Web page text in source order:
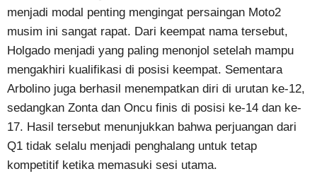
menjadi modal penting mengingat persaingan Moto2
musim ini sangat rapat. Dari keempat nama tersebut,
Holgado menjadi yang paling menonjol setelah mampu
mengakhiri kualifikasi di posisi keempat. Sementara
Arbolino juga berhasil menempatkan diri di urutan ke-12,
sedangkan Zonta dan Oncu finis di posisi ke-14 dan ke-
17. Hasil tersebut menunjukkan bahwa perjuangan dari
Q1 tidak selalu menjadi penghalang untuk tetap
kompetitif ketika memasuki sesi utama.